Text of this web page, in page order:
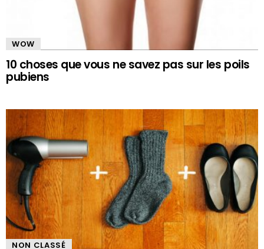
WOW
10 choses que vous ne savez pas sur les poils
pubiens
NON CLASSÉ